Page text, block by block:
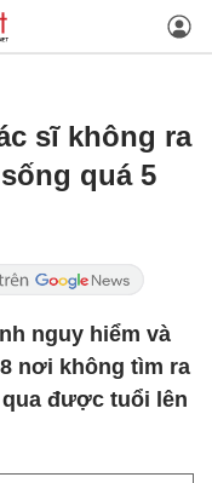
sĩ không ra
quá 5
nguy hiểm và
nơi không tìm ra
được tuổi lên